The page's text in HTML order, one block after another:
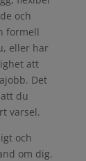
och
formell
eller har
att
Det
du
varsel.
och
om dig.